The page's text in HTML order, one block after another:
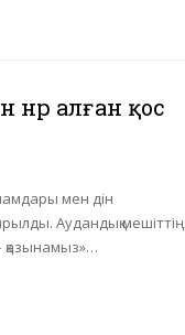
нәр алған қос
мен дін
Аудандық мешіттің
қазынамыз»…